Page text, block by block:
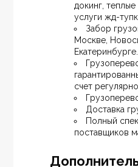
докинг,
услуги жд-
Забор
Москве,
Екатеринбурге.
счет
Доставка
Полный
поставщиков